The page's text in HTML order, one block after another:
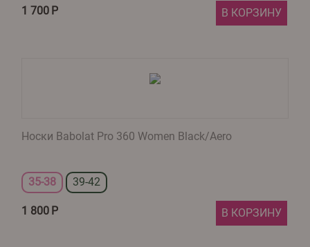
1 700 Р В КОРЗИНУ
Носки Babolat Pro 360 Women Black/Aero
35-38 39-42
1 800 Р В КОРЗИНУ